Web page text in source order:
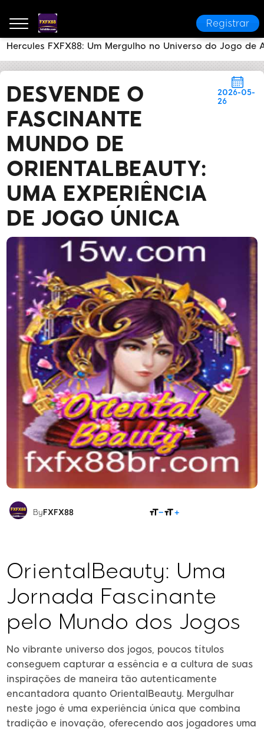
Registrar
DESVENDE O
FASCINANTE
MUNDO DE
ORIENTALBEAUTY:
UMA EXPERIÊNCIA
DE JOGO ÚNICA
2026-05-
26
By FXFX88
OrientalBeauty: Uma
Jornada Fascinante
pelo Mundo dos Jogos
No vibrante universo dos jogos, poucos títulos
conseguem capturar a essência e a cultura de suas
inspirações de maneira tão autenticamente
encantadora quanto OrientalBeauty. Mergulhar
neste jogo é uma experiência única que combina
tradição e inovação, oferecendo aos jogadores uma
Hercules FXFX88: Um Mergulho no Universo do Jogo de